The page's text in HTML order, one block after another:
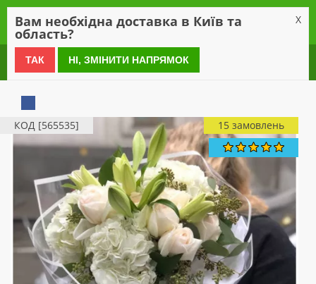
0 800 21 54 55
КОД [565535] 15 замовлень
Вам необхідна доставка в Київ та
область?
X
ТАК НІ, ЗМІНИТИ НАПРЯМОК